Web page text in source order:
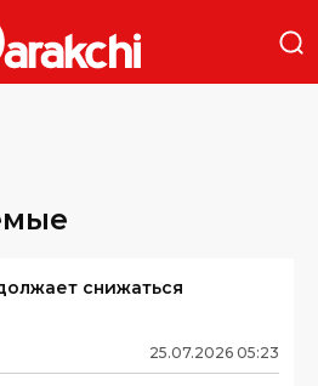
снижаться
25.07.2026 05:23